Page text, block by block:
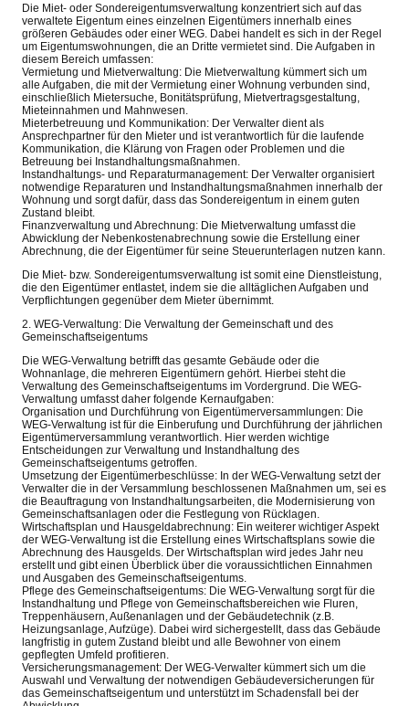
Die Miet- oder Sondereigentumsverwaltung konzentriert sich auf das
verwaltete Eigentum eines einzelnen Eigentümers innerhalb eines
größeren Gebäudes oder einer WEG. Dabei handelt es sich in der Regel
um Eigentumswohnungen, die an Dritte vermietet sind. Die Aufgaben in
diesem Bereich umfassen:
Vermietung und Mietverwaltung: Die Mietverwaltung kümmert sich um
alle Aufgaben, die mit der Vermietung einer Wohnung verbunden sind,
einschließlich Mietersuche, Bonitätsprüfung, Mietvertragsgestaltung,
Mieteinnahmen und Mahnwesen.
Mieterbetreuung und Kommunikation: Der Verwalter dient als
Ansprechpartner für den Mieter und ist verantwortlich für die laufende
Kommunikation, die Klärung von Fragen oder Problemen und die
Betreuung bei Instandhaltungsmaßnahmen.
Instandhaltungs- und Reparaturmanagement: Der Verwalter organisiert
notwendige Reparaturen und Instandhaltungsmaßnahmen innerhalb der
Wohnung und sorgt dafür, dass das Sondereigentum in einem guten
Zustand bleibt.
Finanzverwaltung und Abrechnung: Die Mietverwaltung umfasst die
Abwicklung der Nebenkostenabrechnung sowie die Erstellung einer
Abrechnung, die der Eigentümer für seine Steuerunterlagen nutzen kann.
Die Miet- bzw. Sondereigentumsverwaltung ist somit eine Dienstleistung,
die den Eigentümer entlastet, indem sie die alltäglichen Aufgaben und
Verpflichtungen gegenüber dem Mieter übernimmt.
2. WEG-Verwaltung: Die Verwaltung der Gemeinschaft und des
Gemeinschaftseigentums
Die WEG-Verwaltung betrifft das gesamte Gebäude oder die
Wohnanlage, die mehreren Eigentümern gehört. Hierbei steht die
Verwaltung des Gemeinschaftseigentums im Vordergrund. Die WEG-
Verwaltung umfasst daher folgende Kernaufgaben:
Organisation und Durchführung von Eigentümerversammlungen: Die
WEG-Verwaltung ist für die Einberufung und Durchführung der jährlichen
Eigentümerversammlung verantwortlich. Hier werden wichtige
Entscheidungen zur Verwaltung und Instandhaltung des
Gemeinschaftseigentums getroffen.
Umsetzung der Eigentümerbeschlüsse: In der WEG-Verwaltung setzt der
Verwalter die in der Versammlung beschlossenen Maßnahmen um, sei es
die Beauftragung von Instandhaltungsarbeiten, die Modernisierung von
Gemeinschaftsanlagen oder die Festlegung von Rücklagen.
Wirtschaftsplan und Hausgeldabrechnung: Ein weiterer wichtiger Aspekt
der WEG-Verwaltung ist die Erstellung eines Wirtschaftsplans sowie die
Abrechnung des Hausgelds. Der Wirtschaftsplan wird jedes Jahr neu
erstellt und gibt einen Überblick über die voraussichtlichen Einnahmen
und Ausgaben des Gemeinschaftseigentums.
Pflege des Gemeinschaftseigentums: Die WEG-Verwaltung sorgt für die
Instandhaltung und Pflege von Gemeinschaftsbereichen wie Fluren,
Treppenhäusern, Außenanlagen und der Gebäudetechnik (z.B.
Heizungsanlage, Aufzüge). Dabei wird sichergestellt, dass das Gebäude
langfristig in gutem Zustand bleibt und alle Bewohner von einem
gepflegten Umfeld profitieren.
Versicherungsmanagement: Der WEG-Verwalter kümmert sich um die
Auswahl und Verwaltung der notwendigen Gebäudeversicherungen für
das Gemeinschaftseigentum und unterstützt im Schadensfall bei der